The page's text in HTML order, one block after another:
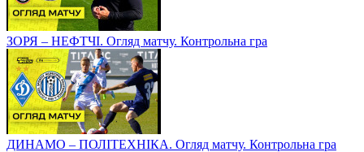
ЗОРЯ – НЕФТЧІ. Огляд матчу. Контрольна гра
ДИНАМО – ПОЛІТЕХНІКА. Огляд матчу. Контрольна гра